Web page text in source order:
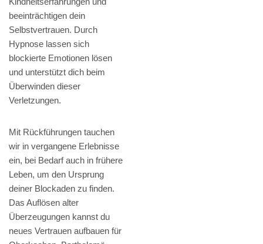
beeinträchtigen dein
Selbstvertrauen. Durch
Hypnose lassen sich
blockierte Emotionen lösen
und unterstützt dich beim
Überwinden dieser
Verletzungen.
Mit Rückführungen tauchen
wir in vergangene Erlebnisse
ein, bei Bedarf auch in frühere
Leben, um den Ursprung
deiner Blockaden zu finden.
Das Auflösen alter
Überzeugungen kannst du
neues Vertrauen aufbauen für